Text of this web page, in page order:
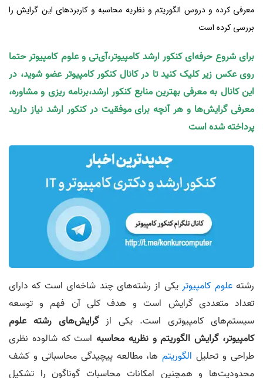
معرفی کرده و دروس الگوریتم و نظریه محاسبه و کاربردهای این گرایش را
بررسی کرده است
برای شروع حرفه‌ای کنکور ارشد کامپیوتر،آی‌تی و علوم کامپیوتر حتما
روی عکس زیر کلیک کنید تا در کانال کنکور کامپیوتر عضو شوید، در
این کانال به معرفی بهترین منابع کنکور ارشد،برنامه ریزی و مشاوره،
معرفی گرایش‌ها و هر آنچه برای موفقیت در کنکور ارشد نیاز دارید
پرداخته شده است
رشتهعلوم کامپیوتریکی از رشته‌های چند شاخه‌ای است که دارای
تعداد متعددی گرایش است و هدف کلی آن فهم و توسعه
سیستم‌های کامپیوتری است. یکی ازگرایش‌های رشته علوم
کامپیوتر، گرایش الگوریتم و نظریه محاسبهاست که شالوده نظری
طراحی و تحلیل الگوریتمها، مطالعه پیچیدگی محاسباتی و کشف
محدودیت‌ها و همچنین امکانات محاسبات گوناگون را تشکیل